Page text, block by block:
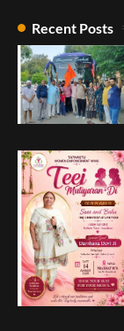
4
1
2
Recent Posts